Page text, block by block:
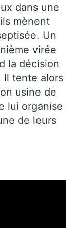
dans une
mènent
Un
virée
la décision
Il tente alors
usine de
lui organise
de leurs